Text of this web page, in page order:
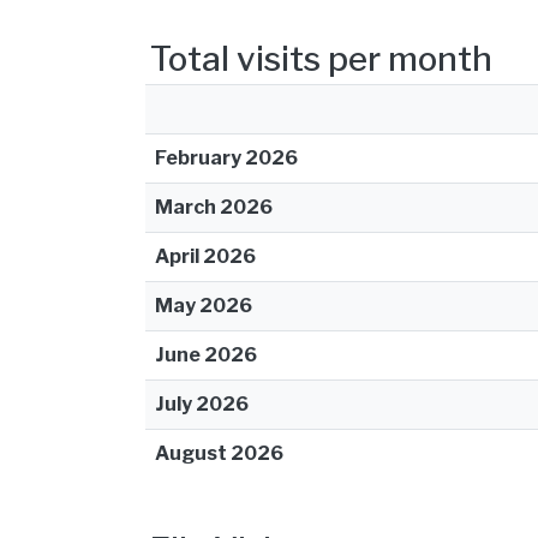
Total visits per month
February 2026
March 2026
April 2026
May 2026
June 2026
July 2026
August 2026